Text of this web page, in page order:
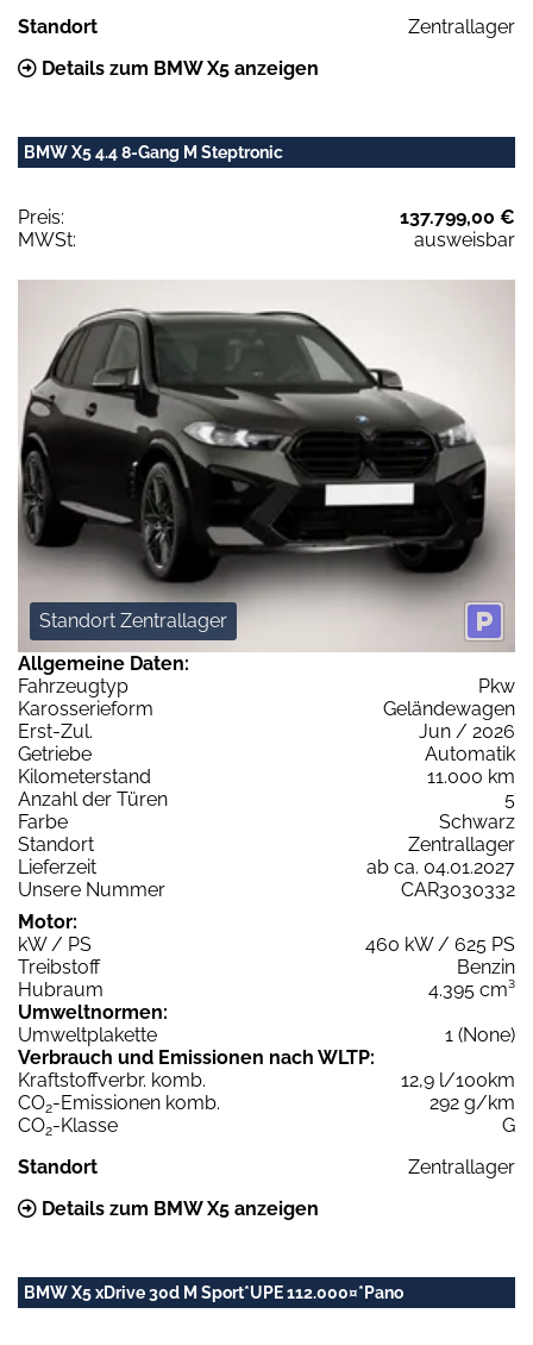
Standort
Zentrallager
Details zum BMW X5 anzeigen
BMW X5 4.4 8-Gang M Steptronic
Preis:
137.799,00 €
MWSt:
ausweisbar
Standort Zentrallager
Allgemeine Daten:
Fahrzeugtyp
Pkw
Karosserieform
Geländewagen
Erst-Zul.
Jun / 2026
Getriebe
Automatik
Kilometerstand
11.000 km
Anzahl der Türen
5
Farbe
Schwarz
Standort
Zentrallager
Lieferzeit
ab ca. 04.01.2027
Unsere Nummer
CAR3030332
Motor:
kW / PS
460 kW / 625 PS
Treibstoff
Benzin
Hubraum
4.395 cm³
Umweltnormen:
Umweltplakette
1 (None)
Verbrauch und Emissionen nach WLTP:
Kraftstoffverbr. komb.
12,9 l/100km
CO2-Emissionen komb.
292 g/km
CO2-Klasse
G
Standort
Zentrallager
Details zum BMW X5 anzeigen
BMW X5 xDrive 30d M Sport*UPE 112.000¤*Pano